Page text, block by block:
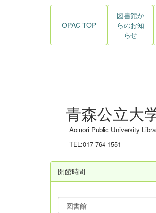
OPAC TOP
図書館か
らのお知
らせ
青森公立大
Aomori Public University
TEL:017-764-1551
開館時間